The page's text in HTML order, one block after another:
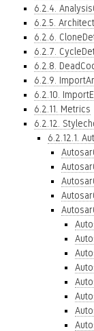
6.2.4.
6.2.5.
6.2.6.
6.2.7.
6.2.8.
6.2.9.
6.2.10.
6.2.11. Metrics
6.2.12.
6.2.12.1.